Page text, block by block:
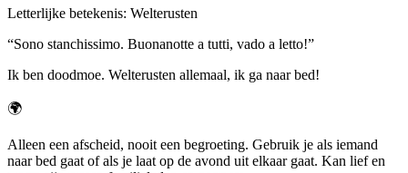
Letterlijke betekenis: Welterusten
“Sono stanchissimo. Buonanotte a tutti, vado a letto!”
Ik ben doodmoe. Welterusten allemaal, ik ga naar bed!
🌍
Alleen een afscheid, nooit een begroeting. Gebruik je als iemand
naar bed gaat of als je laat op de avond uit elkaar gaat. Kan lief en